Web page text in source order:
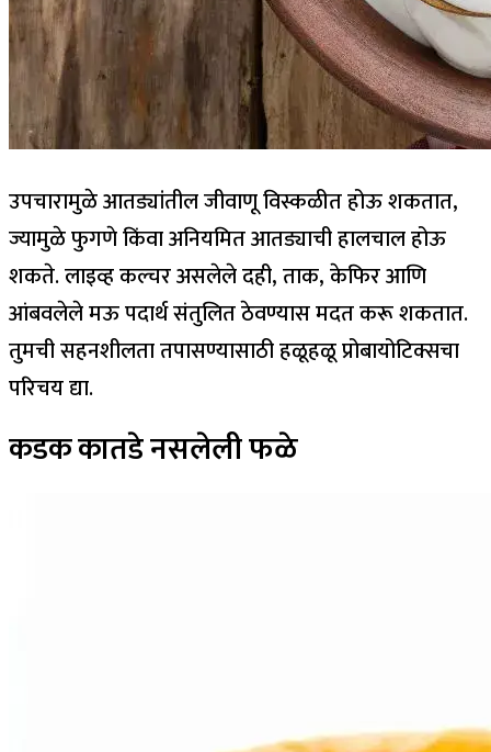
उपचारामुळे आतड्यांतील जीवाणू विस्कळीत होऊ शकतात,
ज्यामुळे फुगणे किंवा अनियमित आतड्याची हालचाल होऊ
शकते. लाइव्ह कल्चर असलेले दही, ताक, केफिर आणि
आंबवलेले मऊ पदार्थ संतुलित ठेवण्यास मदत करू शकतात.
तुमची सहनशीलता तपासण्यासाठी हळूहळू प्रोबायोटिक्सचा
परिचय द्या.
कडक कातडे नसलेली फळे